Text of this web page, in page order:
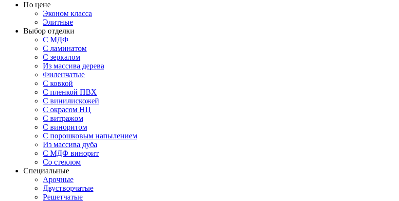
По цене
Эконом класса
Элитные
Выбор отделки
С МДФ
С ламинатом
С зеркалом
Из массива дерева
Филенчатые
С ковкой
С пленкой ПВХ
С винилискожей
С окрасом НЦ
С витражом
С виноритом
С порошковым напылением
Из массива дуба
С МДФ винорит
Со стеклом
Специальные
Арочные
Двустворчатые
Решетчатые